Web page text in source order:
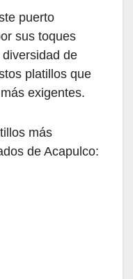
puerto
sus toques
de
platillos que
exigentes.
más
de Acapulco: